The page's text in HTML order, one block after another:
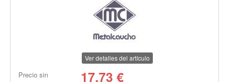
Ver detalles del artículo
Precio sin
17,73 €